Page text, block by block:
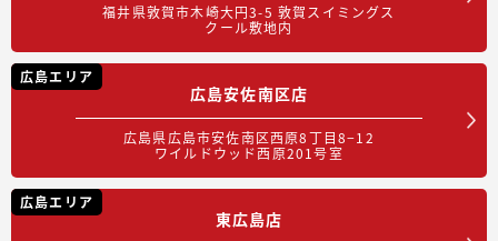
福井県敦賀市木崎大円3-5 敦賀スイミングス
クール敷地内
広島エリア
広島安佐南区店
広島県広島市安佐南区西原8丁目8−12
ワイルドウッド西原201号室
広島エリア
東広島店